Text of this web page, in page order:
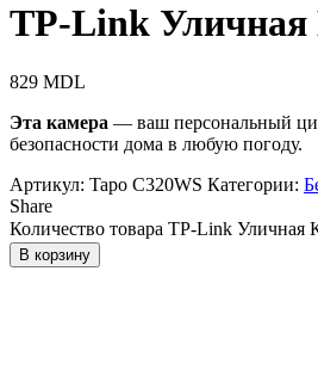
TP-Link
829 MDL
Эта камера — ваш персональный
безопасности дома в любую погоду.
Артикул: Tapo C320WS Категории:
Share
Количество товара TP-Link
В корзину